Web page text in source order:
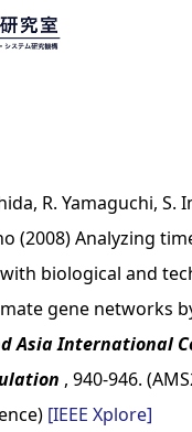
R. Yamaguchi, S.
(2008) Analyzing
biological and
gene networks
Asia International
, 940-946.
[IEEE Xplore]